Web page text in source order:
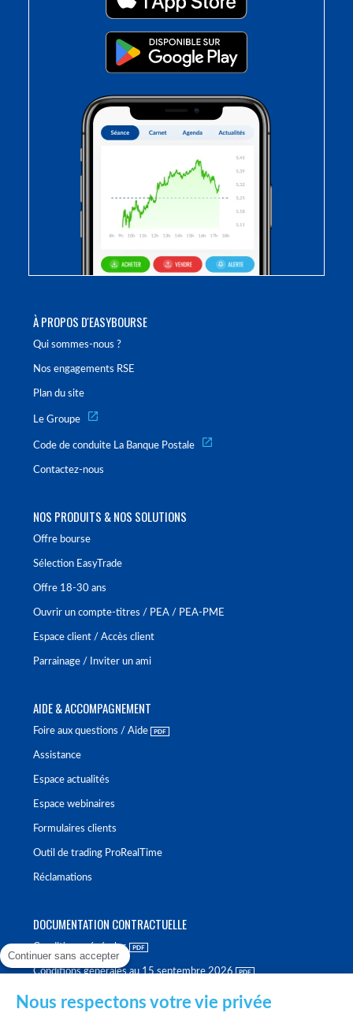
À PROPOS D'EASYBOURSE
Qui sommes-nous ?
Nos engagements RSE
Plan du site
Le Groupe
Code de conduite La Banque Postale
Contactez-nous
NOS PRODUITS & NOS SOLUTIONS
Offre bourse
Sélection EasyTrade
Offre 18-30 ans
Ouvrir un compte-titres / PEA / PEA-PME
Espace client / Accès client
Parrainage / Inviter un ami
AIDE & ACCOMPAGNEMENT
Foire aux questions / Aide
Assistance
Espace actualités
Espace webinaires
Formulaires clients
Outil de trading ProRealTime
Réclamations
DOCUMENTATION CONTRACTUELLE
Conditions générales
Conditions générales au 15 septembre 2026
Continuer sans accepter
Nous respectons votre vie privée